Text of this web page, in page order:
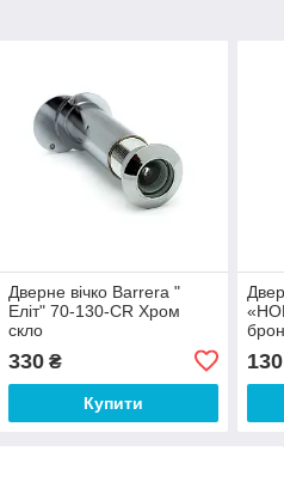
Дверне вічко Barrera "
Еліт" 70-130-CR Хром
скло
330₴
Купити
130